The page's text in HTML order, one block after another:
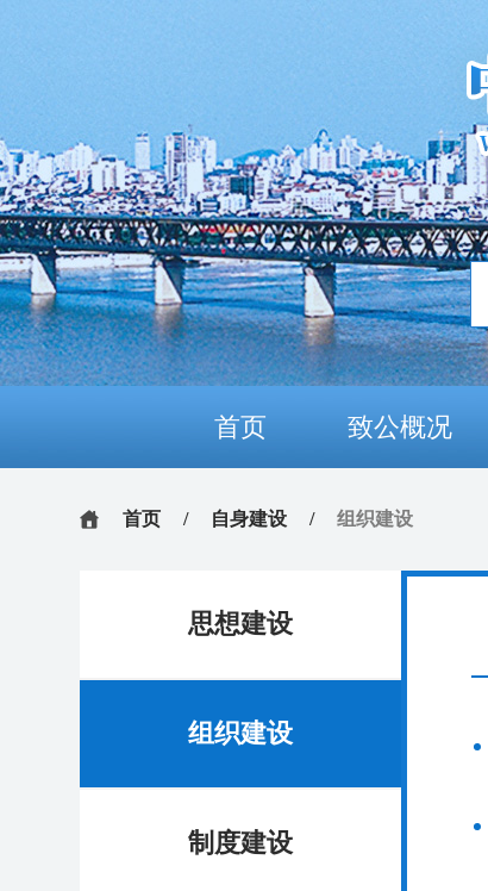
首页 致公概况
首页 / 自身建设 / 组织建设
思想建设
组织建设
制度建设